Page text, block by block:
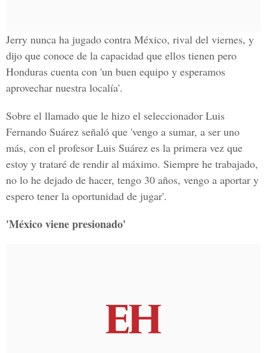
Jerry nunca ha jugado contra México, rival del viernes, y
dijo que conoce de la capacidad que ellos tienen pero
Honduras cuenta con 'un buen equipo y esperamos
aprovechar nuestra localía'.
Sobre el llamado que le hizo el seleccionador Luis
Fernando Suárez señaló que 'vengo a sumar, a ser uno
más, con el profesor Luis Suárez es la primera vez que
estoy y trataré de rendir al máximo. Siempre he trabajado,
no lo he dejado de hacer, tengo 30 años, vengo a aportar y
espero tener la oportunidad de jugar'.
'México viene presionado'